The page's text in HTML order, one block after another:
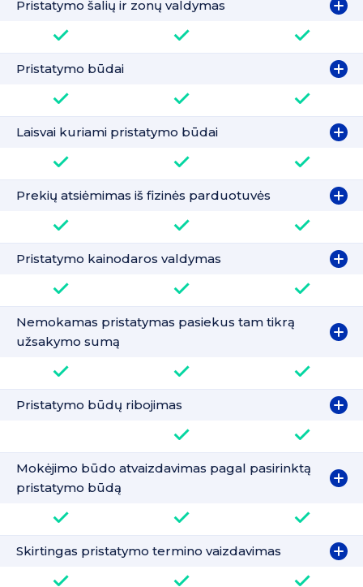
Pristatymo šalių ir zonų valdymas
Pristatymo būdai
Laisvai kuriami pristatymo būdai
Prekių atsiėmimas iš fizinės parduotuvės
Pristatymo kainodaros valdymas
Nemokamas pristatymas pasiekus tam tikrą
užsakymo sumą
Pristatymo būdų ribojimas
Mokėjimo būdo atvaizdavimas pagal pasirinktą
pristatymo būdą
Skirtingas pristatymo termino vaizdavimas